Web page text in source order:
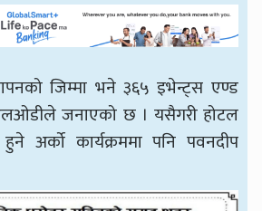
जिम्मा भने ३६५ इभेन्ट्स एण्ड
जनाएको छ । यसैगरी होटल
अर्को कार्यक्रममा पनि पवनदीप